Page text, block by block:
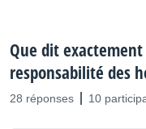
Que dit
responsabilité des
28 réponses 10